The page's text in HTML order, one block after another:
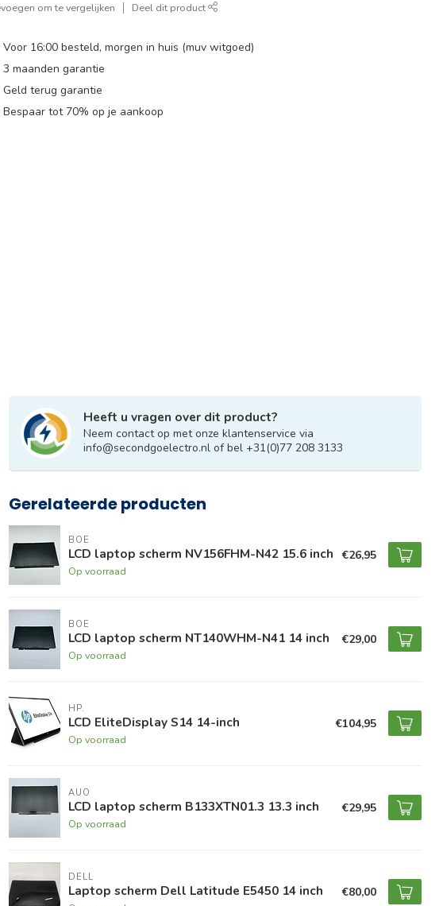
om te vergelijken Deel dit product
Voor 16:00 besteld, morgen in huis (muv witgoed)
3 maanden garantie
Geld terug garantie
Bespaar tot 70% op je aankoop
Heeft u vragen over dit product?
Neem contact op met onze klantenservice via
info@secondgoelectro.nl of bel +31(0)77 208 3133
Gerelateerde producten
BOE
LCD laptop scherm NV156FHM-N42 15.6 inch
Op voorraad
€26,95
BOE
LCD laptop scherm NT140WHM-N41 14 inch
Op voorraad
€29,00
HP.
LCD EliteDisplay S14 14-inch
Op voorraad
€104,95
AUO
LCD laptop scherm B133XTN01.3 13.3 inch
Op voorraad
€29,95
DELL
Laptop scherm Dell Latitude E5450 14 inch €80,00